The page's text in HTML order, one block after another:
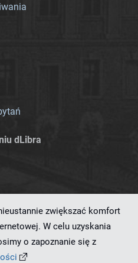
dLibra
zwiększać komfort
W celu uzyskania
o zapoznanie się z